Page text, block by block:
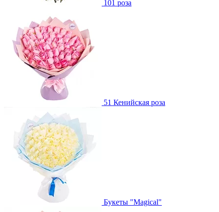
101 роза
51 Кенийская роза
Букеты "Magical"